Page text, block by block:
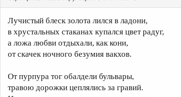
Лучистый блеск золота лился в ладони,
в хрустальных стаканах купался цвет радуг,
а ложа любви отдыхали, как кони,
от скачек ночного безумия вакхов.
От пурпура тог обалдели бульвары,
травою дорожки цеплялись за гравий.